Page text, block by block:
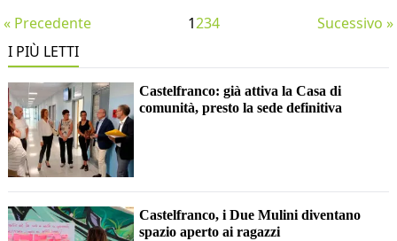
« Precedente 1234
Sucessivo »
I PIÙ LETTI
Castelfranco: già attiva la Casa di
comunità, presto la sede definitiva
Castelfranco, i Due Mulini diventano
spazio aperto ai ragazzi